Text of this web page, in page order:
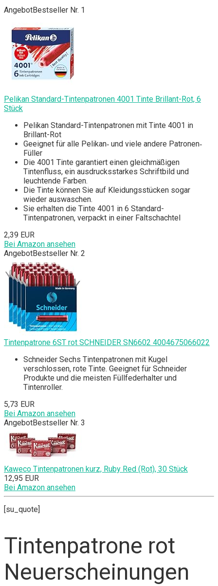
AngebotBestseller Nr. 1
Pelikan Standard-Tintenpatronen 4001 Tinte Brillant-Rot, 6
Stück
Pelikan Standard-Tintenpatronen mit Tinte 4001 in
Brillant-Rot
Geeignet für alle Pelikan‐ und viele andere Patronen‐
Füller
Die 4001 Tinte garantiert einen gleichmäßigen
Tintenfluss, ein ausdrucksstarkes Schriftbild und
leuchtende Farben.
Die Tinte können Sie auf Kleidungsstücken sogar
wieder auswaschen.
Sie erhalten die Tinte 4001 in 6 Standard-
Tintenpatronen, verpackt in einer Faltschachtel
2,39 EUR
Bei Amazon ansehen
AngebotBestseller Nr. 2
Tintenpatrone 6ST rot SCHNEIDER SN6602 4004675066022
Schneider Sechs Tintenpatronen mit Kugel
verschlossen, rote Tinte. Geeignet für Schneider
Produkte und die meisten Füllfederhalter und
Tintenroller.
5,73 EUR
Bei Amazon ansehen
AngebotBestseller Nr. 3
Kaweco Tintenpatronen kurz, Ruby Red (Rot), 30 Stück
12,95 EUR
Bei Amazon ansehen
[su_quote]
Tintenpatrone rot
Neuerscheinungen